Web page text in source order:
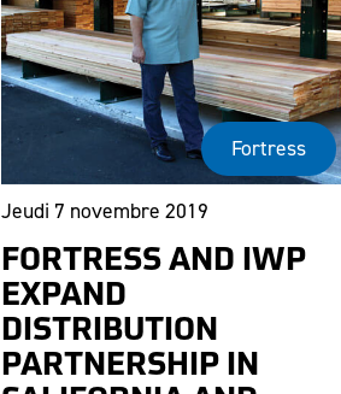
Fortress
Jeudi 7 novembre 2019
FORTRESS AND IWP
EXPAND
DISTRIBUTION
PARTNERSHIP IN